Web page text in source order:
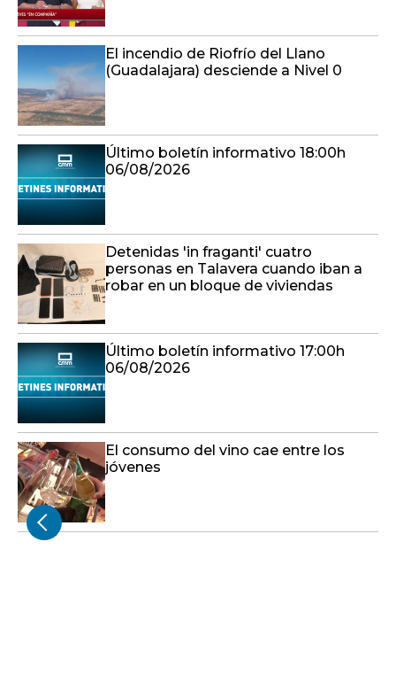
Último boletín informativo 18:00h
06/08/2026
Detenidas 'in fraganti' cuatro
personas en Talavera cuando iban a
Último boletín informativo 17:00h
06/08/2026
El consumo del vino cae entre los
jóvenes